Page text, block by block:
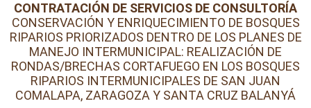
CONTRATACIÓN DE SERVICIOS DE CONSULTORÍA
CONSERVACIÓN Y ENRIQUECIMIENTO DE BOSQUES
RIPARIOS PRIORIZADOS DENTRO DE LOS PLANES DE
MANEJO INTERMUNICIPAL: REALIZACIÓN DE
RONDAS/BRECHAS CORTAFUEGO EN LOS BOSQUES
RIPARIOS INTERMUNICIPALES DE SAN JUAN
COMALAPA, ZARAGOZA Y SANTA CRUZ BALANYÁ